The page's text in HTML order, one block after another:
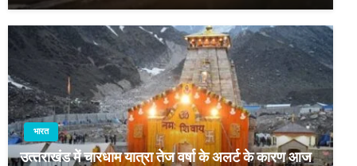
भारत
उत्‍तराखंड में चारधाम यात्रा तेज वर्षा के अलर्ट के कारण आज